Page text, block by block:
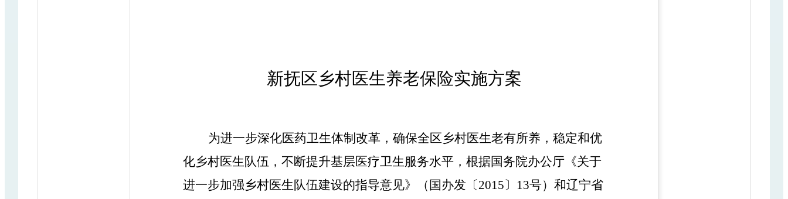
新抚区乡村医生养老保险实施方案
为进一步深化医药卫生体制改革，确保全区乡村医生老有所养，稳定和优
化乡村医生队伍，不断提升基层医疗卫生服务水平，根据国务院办公厅《关于
进一步加强乡村医生队伍建设的指导意见》
（ 国办发〔2015〕 13号）和辽宁省